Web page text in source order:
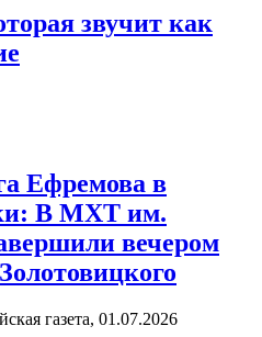
звучит как
Ефремова в
В МХТ им.
вечером
газета, 01.07.2026